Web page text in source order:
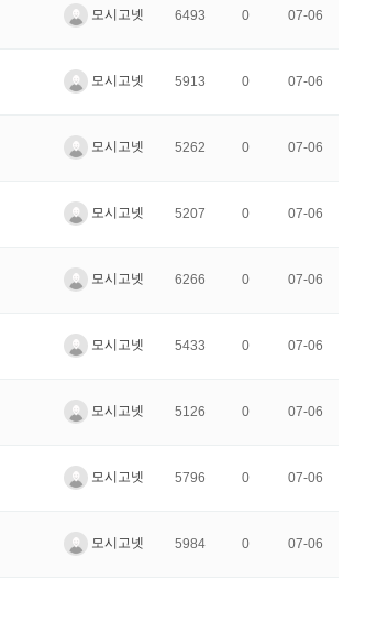
모시고넷 6493 0 07-06
모시고넷 5913 0 07-06
모시고넷 5262 0 07-06
모시고넷 5207 0 07-06
모시고넷 6266 0 07-06
모시고넷 5433 0 07-06
모시고넷 5126 0 07-06
모시고넷 5796 0 07-06
모시고넷 5984 0 07-06